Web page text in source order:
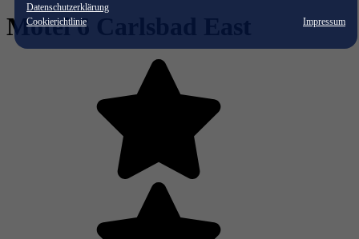
Datenschutzerklärung
Cookierichtlinie
Impressum
Motel 6 Carlsbad East